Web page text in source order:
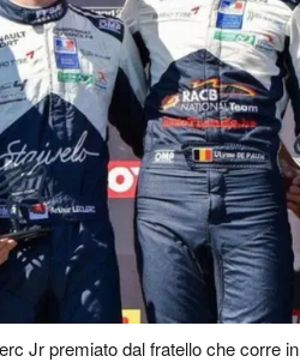
Jr premiato dal fratello che corre in